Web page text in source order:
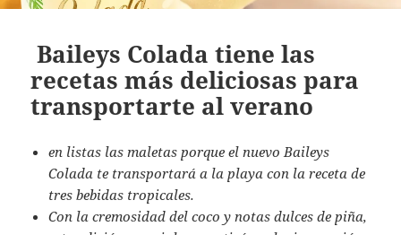
Baileys Colada tiene las
recetas más deliciosas para
transportarte al verano
en listas las maletas porque el nuevo Baileys
Colada te transportará a la playa con la receta de
tres bebidas tropicales.
Con la cremosidad del coco y notas dulces de piña,